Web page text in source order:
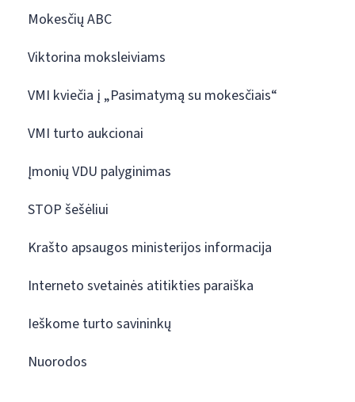
Mokesčių ABC
Viktorina moksleiviams
VMI kviečia į „Pasimatymą su mokesčiais“
VMI turto aukcionai
Įmonių VDU palyginimas
STOP šešėliui
Krašto apsaugos ministerijos informacija
Interneto svetainės atitikties paraiška
Ieškome turto savininkų
Nuorodos